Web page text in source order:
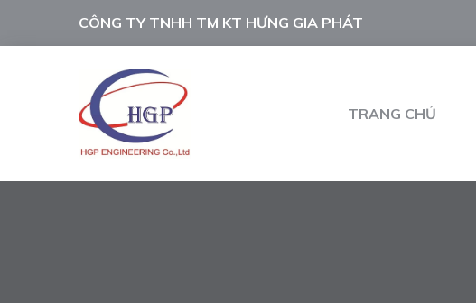
CÔNG TY TNHH TM KT HƯNG GIA PHÁT
TRANG CHỦ